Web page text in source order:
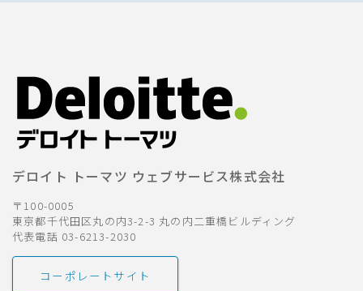
デロイト トーマツ ウェブサービス株式会社
〒100-0005
東京都千代田区丸の内3-2-3 丸の内二重橋ビルディング
代表電話 03-6213-2030
コーポレートサイト